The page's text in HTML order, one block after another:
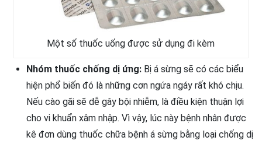
Một số thuốc uống được sử dụng đi kèm
Nhóm thuốc chống dị ứng: Bị á sừng sẽ có các biểu
hiện phổ biến đó là những cơn ngứa ngáy rất khó chịu.
Nếu cào gãi sẽ dễ gây bội nhiễm, là điều kiện thuận lợi
cho vi khuẩn xâm nhập. Vì vậy, lúc này bệnh nhân được
kê đơn dùng thuốc chữa bệnh á sừng bằng loại chống dị